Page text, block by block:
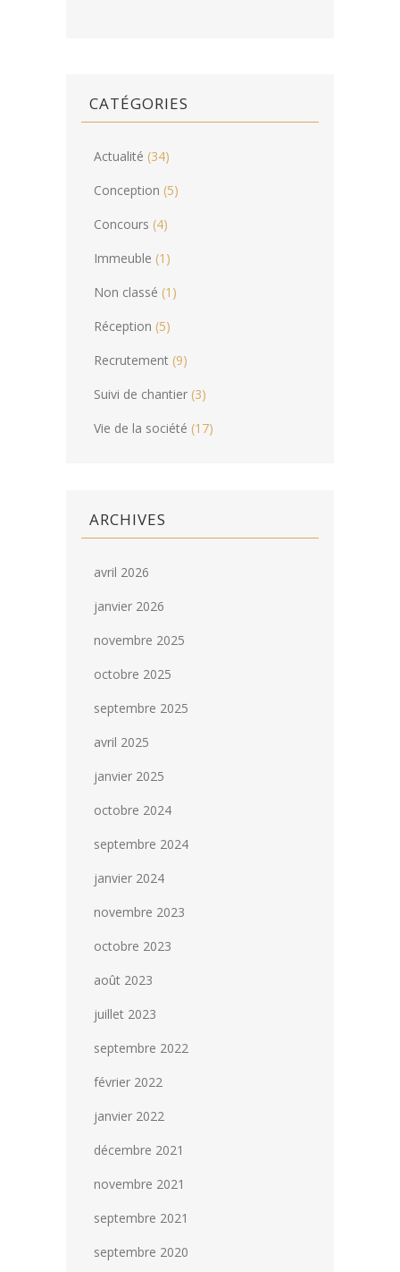
CATÉGORIES
Actualité (34)
Conception (5)
Concours (4)
Immeuble (1)
Non classé (1)
Réception (5)
Recrutement (9)
Suivi de chantier (3)
Vie de la société (17)
ARCHIVES
avril 2026
janvier 2026
novembre 2025
octobre 2025
septembre 2025
avril 2025
janvier 2025
octobre 2024
septembre 2024
janvier 2024
novembre 2023
octobre 2023
août 2023
juillet 2023
septembre 2022
février 2022
janvier 2022
décembre 2021
novembre 2021
septembre 2021
septembre 2020